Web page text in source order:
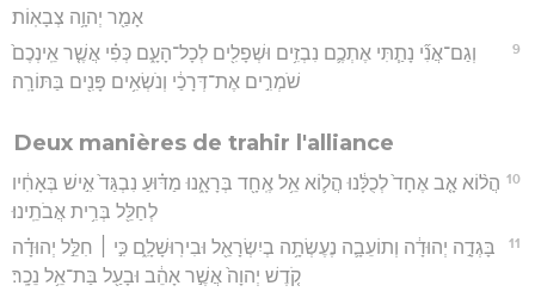
אָמַ֖ר יְהוָ֥ה צְבָאֽוֹת׃
9
וְגַם־אֲנִ֞י נָתַ֧תִּי אֶתְכֶ֛ם נִבְזִ֥ים וּשְׁפָלִ֖ים לְכָל־הָעָ֑ם כְּפִ֗י אֲשֶׁ֤ר אֵֽינְכֶם֙
שֹׁמְרִ֣ים אֶת־דְּרָכַ֔י וְנֹשְׂאִ֥ים פָּנִ֖ים בַּתּוֹרָֽה׃
Deux manières de trahir l'alliance
10 הֲל֨וֹא אָ֤ב אֶחָד֙ לְכֻלָּ֔נוּ הֲל֛וֹא אֵ֥ל אֶֽחָ֖ד בְּרָאָ֑נוּ מַדּ֗וּעַ נִבְגַּד֙ אִ֣ישׁ בְּאָחִ֔יו
לְחַלֵּ֖ל בְּרִ֥ית אֲבֹתֵֽינוּ׃
11
בָּגְדָ֣ה יְהוּדָ֔ה וְתוֹעֵבָ֛ה נֶעֶשְׂתָ֥ה בְיִשְׂרָאֵ֖ל וּבִירֽוּשָׁלִָ֑ם כִּ֣י ׀ חִלֵּ֣ל יְהוּדָ֗ה
קֹ֤דֶשׁ יְהוָה֙ אֲשֶׁ֣ר אָהֵ֔ב וּבָעַ֖ל בַּת־אֵ֥ל נֵכָֽר׃